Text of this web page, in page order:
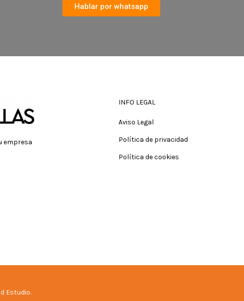
Hablar por whatsapp
empresa
INFO LEGAL
Aviso Legal
Política de privacidad
Política de cookies
Estudio.